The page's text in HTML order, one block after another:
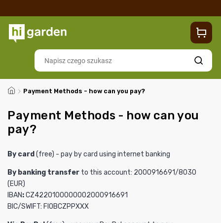
Contacts
Szukaj
/ Payment Methods - how can you pay?
Payment Methods - how can you
pay?
By card (free) - pay by card using internet banking
By banking transfer to this account: 2000916691/8030
(EUR)
IBAN:CZ4220100000002000916691
BIC/SWIFT: FIOBCZPPXXX